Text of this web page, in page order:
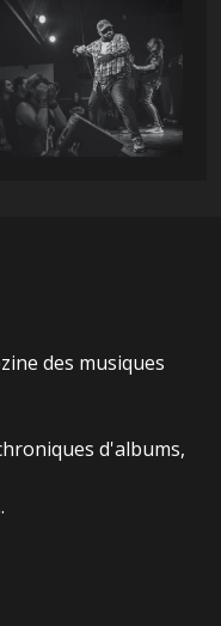
des musiques
d'albums,